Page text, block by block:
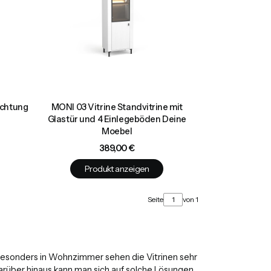
MONI 03 Vitrine Standvitrine mit
Glastür und 4 Einlegeböden Deine
Moebel
Preis
389,00 €
Produkt anzeigen
Seite von 1
in Wohnzimmer sehen die Vitrinen sehr